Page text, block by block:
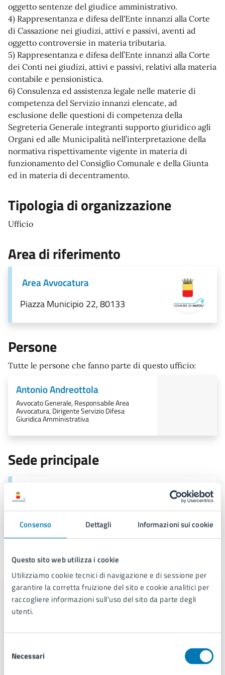
Consenso Dettagli Informazioni sui cookie
Questo sito web utilizza i cookie
Utilizziamo cookie tecnici di navigazione e di sessione per
garantire la corretta fruizione del sito e cookie analitici per
raccogliere informazioni sull'uso del sito da parte degli
utenti.
delNecessari
oggetto sentenze del giudice amministrativo.
4) Rappresentanza e difesa dell'Ente innanzi alla Corte
di Cassazione nei giudizi, attivi e passivi, aventi ad
oggetto controversie in materia tributaria.
5) Rappresentanza e difesa dell’Ente innanzi alla Corte
dei Conti nei giudizi, attivi e passivi, relativi alla materia
contabile e pensionistica.
6) Consulenza ed assistenza legale nelle materie di
competenza del Servizio innanzi elencate, ad
esclusione delle questioni di competenza della
Segreteria Generale integranti supporto giuridico agli
Organi ed alle Municipalità nell’interpretazione della
normativa rispettivamente vigente in materia di
funzionamento del Consiglio Comunale e della Giunta
ed in materia di decentramento.
Tipologia di organizzazione
Ufficio
Area di riferimento
Area Avvocatura
Piazza Municipio 22, 80133
Persone
Tutte le persone che fanno parte di questo ufficio:
Antonio Andreottola
Avvocato Generale, Responsabile Area
Avvocatura, Dirigente Servizio Difesa
Giuridica Amministrativa
Sede principale
Sede di Palazzo San Giacomo
Piazza Municipio 22, 80133
Contatti
Servizio Difesa Giuridica Amministrativa
Telefono:
E-mail:
avvocatura.amministrativa@comune.napoli.it